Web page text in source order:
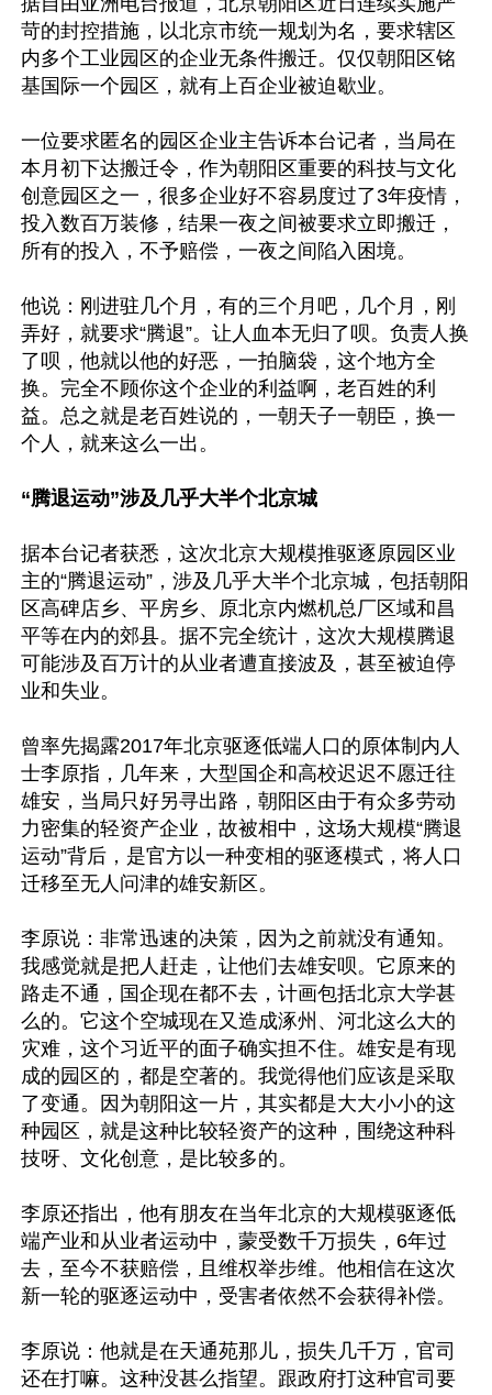
苛的封控措施，以北京市统一规划为名，要求辖区
内多个工业园区的企业无条件搬迁。仅仅朝阳区铭
基国际一个园区，就有上百企业被迫歇业。
一位要求匿名的园区企业主告诉本台记者，当局在
本月初下达搬迁令，作为朝阳区重要的科技与文化
创意园区之一，很多企业好不容易度过了3年疫情，
投入数百万装修，结果一夜之间被要求立即搬迁，
所有的投入，不予赔偿，一夜之间陷入困境。
他说：刚进驻几个月，有的三个月吧，几个月，刚
弄好，就要求“腾退”。让人血本无归了呗。负责人换
了呗，他就以他的好恶，一拍脑袋，这个地方全
换。完全不顾你这个企业的利益啊，老百姓的利
益。总之就是老百姓说的，一朝天子一朝臣，换一
个人，就来这么一出。
“腾退运动”涉及几乎大半个北京城
据本台记者获悉，这次北京大规模推驱逐原园区业
主的“腾退运动”，涉及几乎大半个北京城，包括朝阳
区高碑店乡、平房乡、原北京内燃机总厂区域和昌
平等在内的郊县。据不完全统计，这次大规模腾退
可能涉及百万计的从业者遭直接波及，甚至被迫停
业和失业。
曾率先揭露2017年北京驱逐低端人口的原体制内人
士李原指，几年来，大型国企和高校迟迟不愿迁往
雄安，当局只好另寻出路，朝阳区由于有众多劳动
力密集的轻资产企业，故被相中，这场大规模“腾退
运动”背后，是官方以一种变相的驱逐模式，将人口
迁移至无人问津的雄安新区。
李原说：非常迅速的决策，因为之前就没有通知。
我感觉就是把人赶走，让他们去雄安呗。它原来的
路走不通，国企现在都不去，计画包括北京大学甚
么的。它这个空城现在又造成涿州、河北这么大的
灾难，这个习近平的面子确实担不住。雄安是有现
成的园区的，都是空著的。我觉得他们应该是采取
了变通。因为朝阳这一片，其实都是大大小小的这
种园区，就是这种比较轻资产的这种，围绕这种科
技呀、文化创意，是比较多的。
李原还指出，他有朋友在当年北京的大规模驱逐低
端产业和从业者运动中，蒙受数千万损失，6年过
去，至今不获赔偿，且维权举步维。他相信在这次
新一轮的驱逐运动中，受害者依然不会获得补偿。
李原说：他就是在天通苑那儿，损失几千万，官司
还在打嘛。这种没甚么指望。跟政府打这种官司要